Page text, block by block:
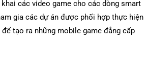
các video game cho các dòng smart
gia các dự án được phối hợp thực hiện
tạo ra những mobile game đẳng cấp